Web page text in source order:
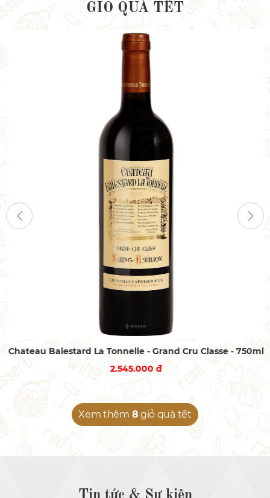
GIỎ QUÀ TẾT
Chateau Balestard La Tonnelle - Grand Cru Classe - 750ml
2.545.000 đ
Xem thêm 8 giỏ quà tết